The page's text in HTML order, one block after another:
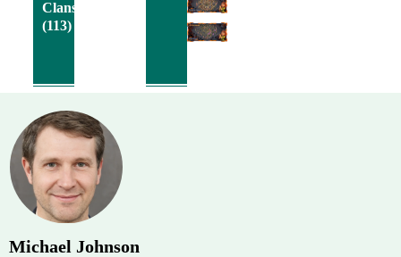
Clans
(113)
Michael Johnson